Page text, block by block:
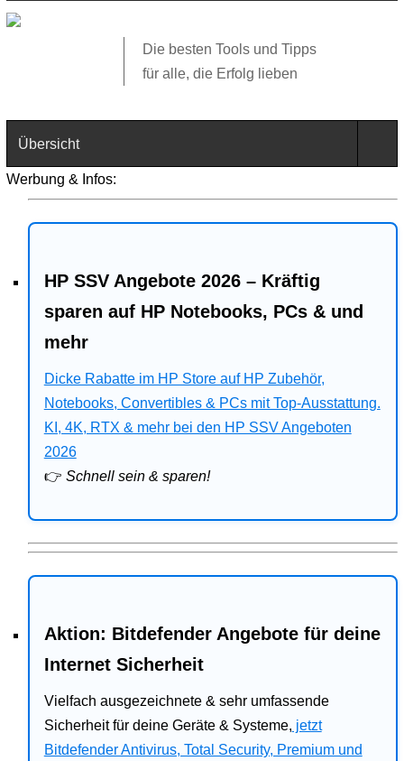
Die besten Tools und Tipps
für alle, die Erfolg lieben
Übersicht
Technik
Web
Business
Angebote
Bitdefender
Ratgeber
Werbung & Infos:
HP SSV Angebote 2026 – Kräftig
sparen auf HP Notebooks, PCs & und
mehr
Dicke Rabatte im HP Store auf HP Zubehör,
Notebooks, Convertibles & PCs mit Top-Ausstattung.
KI, 4K, RTX & mehr bei den HP SSV Angeboten
2026
👉 Schnell sein & sparen!
Aktion: Bitdefender Angebote für deine
Internet Sicherheit
Vielfach ausgezeichnete & sehr umfassende
Sicherheit für deine Geräte & Systeme, jetzt
Bitdefender Antivirus, Total Security, Premium und